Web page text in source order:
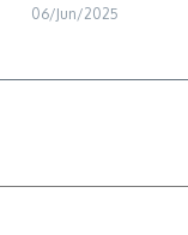
06/Jun/2025